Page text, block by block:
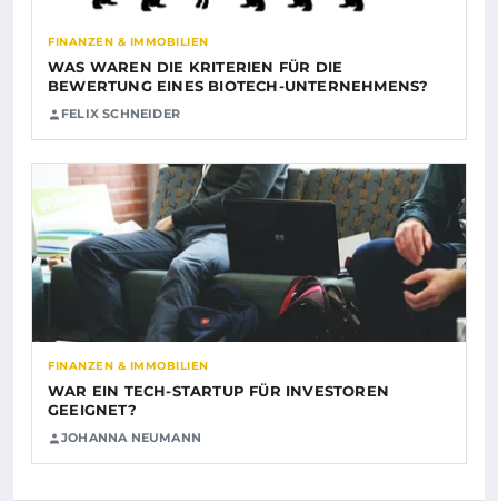
FINANZEN & IMMOBILIEN
WAS WAREN DIE KRITERIEN FÜR DIE
BEWERTUNG EINES BIOTECH-UNTERNEHMENS?
FELIX SCHNEIDER
FINANZEN & IMMOBILIEN
WAR EIN TECH-STARTUP FÜR INVESTOREN
GEEIGNET?
JOHANNA NEUMANN